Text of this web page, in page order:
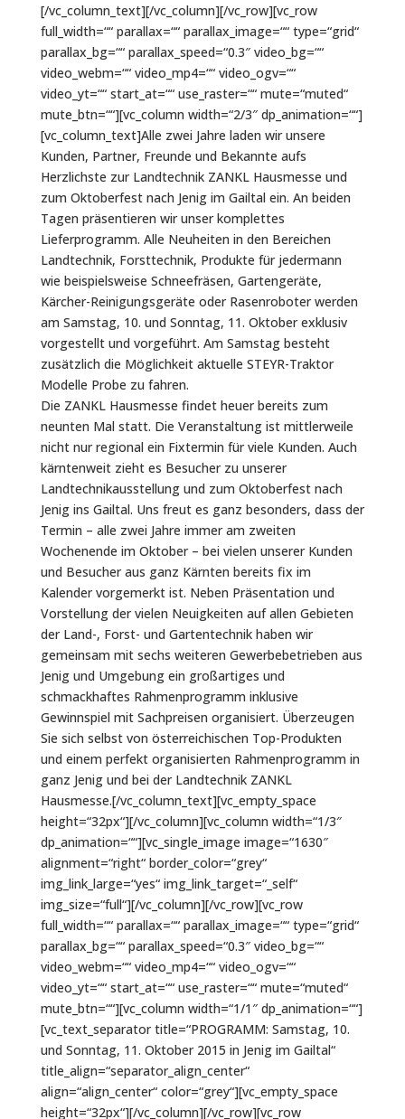
[/vc_column_text][/vc_column][/vc_row][vc_row
full_width=““ parallax=““ parallax_image=““ type=“grid“
parallax_bg=““ parallax_speed=“0.3″ video_bg=““
video_webm=““ video_mp4=““ video_ogv=““
video_yt=““ start_at=““ use_raster=““ mute=“muted“
mute_btn=““][vc_column width=“2/3″ dp_animation=““]
[vc_column_text]Alle zwei Jahre laden wir unsere
Kunden, Partner, Freunde und Bekannte aufs
Herzlichste zur Landtechnik ZANKL Hausmesse und
zum Oktoberfest nach Jenig im Gailtal ein. An beiden
Tagen präsentieren wir unser komplettes
Lieferprogramm. Alle Neuheiten in den Bereichen
Landtechnik, Forsttechnik, Produkte für jedermann
wie beispielsweise Schneefräsen, Gartengeräte,
Kärcher-Reinigungsgeräte oder Rasenroboter werden
am Samstag, 10. und Sonntag, 11. Oktober exklusiv
vorgestellt und vorgeführt. Am Samstag besteht
zusätzlich die Möglichkeit aktuelle STEYR-Traktor
Modelle Probe zu fahren.
Die ZANKL Hausmesse findet heuer bereits zum
neunten Mal statt. Die Veranstaltung ist mittlerweile
nicht nur regional ein Fixtermin für viele Kunden. Auch
kärntenweit zieht es Besucher zu unserer
Landtechnikausstellung und zum Oktoberfest nach
Jenig ins Gailtal. Uns freut es ganz besonders, dass der
Termin – alle zwei Jahre immer am zweiten
Wochenende im Oktober – bei vielen unserer Kunden
und Besucher aus ganz Kärnten bereits fix im
Kalender vorgemerkt ist. Neben Präsentation und
Vorstellung der vielen Neuigkeiten auf allen Gebieten
der Land-, Forst- und Gartentechnik haben wir
gemeinsam mit sechs weiteren Gewerbebetrieben aus
Jenig und Umgebung ein großartiges und
schmackhaftes Rahmenprogramm inklusive
Gewinnspiel mit Sachpreisen organisiert. Überzeugen
Sie sich selbst von österreichischen Top-Produkten
und einem perfekt organisierten Rahmenprogramm in
ganz Jenig und bei der Landtechnik ZANKL
Hausmesse.[/vc_column_text][vc_empty_space
height=“32px“][/vc_column][vc_column width=“1/3″
dp_animation=““][vc_single_image image=“1630″
alignment=“right“ border_color=“grey“
img_link_large=“yes“ img_link_target=“_self“
img_size=“full“][/vc_column][/vc_row][vc_row
full_width=““ parallax=““ parallax_image=““ type=“grid“
parallax_bg=““ parallax_speed=“0.3″ video_bg=““
video_webm=““ video_mp4=““ video_ogv=““
video_yt=““ start_at=““ use_raster=““ mute=“muted“
mute_btn=““][vc_column width=“1/1″ dp_animation=““]
[vc_text_separator title=“PROGRAMM: Samstag, 10.
und Sonntag, 11. Oktober 2015 in Jenig im Gailtal“
title_align=“separator_align_center“
align=“align_center“ color=“grey“][vc_empty_space
height=“32px“][/vc_column][/vc_row][vc_row